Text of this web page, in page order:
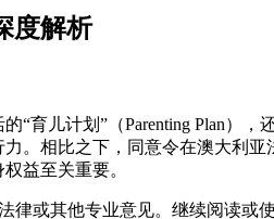
度解析
育儿计划”（Parenting Plan），
。相比之下，同意令在澳大利
益至关重要。
律或其他专业意见。继续阅读或